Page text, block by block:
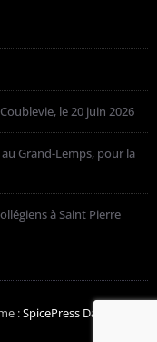
le 20 juin 2026
Grand-Lemps, pour la
à Saint Pierre
:SpicePress Dark